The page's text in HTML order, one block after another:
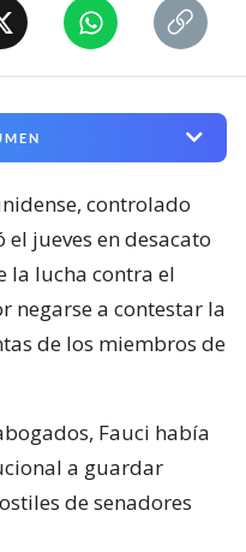
controlado
jueves en desacato
la lucha contra el
negarse a contestar la
de los miembros de
Fauci había
a guardar
de senadores